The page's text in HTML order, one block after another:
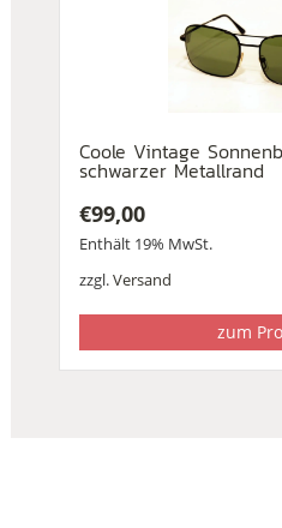
Coole Vintage
schwarzer Metallrand
€99,00
Enthält 19% MwSt.
zzgl.Versand
zum